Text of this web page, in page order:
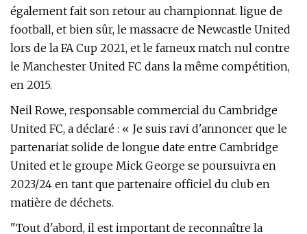
également fait son retour au championnat. ligue de
football, et bien sûr, le massacre de Newcastle United
lors de la FA Cup 2021, et le fameux match nul contre
le Manchester United FC dans la même compétition,
en 2015.
Neil Rowe, responsable commercial du Cambridge
United FC, a déclaré : « Je suis ravi d'annoncer que le
partenariat solide de longue date entre Cambridge
United et le groupe Mick George se poursuivra en
2023/24 en tant que partenaire officiel du club en
matière de déchets.
"Tout d'abord, il est important de reconnaître la